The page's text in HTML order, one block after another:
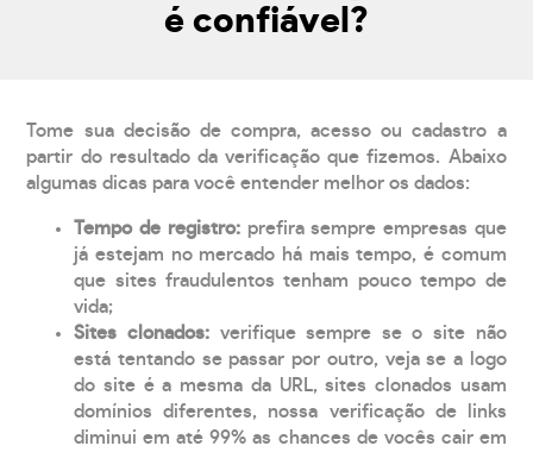
é confiável?
Tome sua decisão de compra, acesso ou cadastro a
partir do resultado da verificação que fizemos. Abaixo
algumas dicas para você entender melhor os dados:
Tempo de registro: prefira sempre empresas que
já estejam no mercado há mais tempo, é comum
que sites fraudulentos tenham pouco tempo de
vida;
Sites clonados: verifique sempre se o site não
está tentando se passar por outro, veja se a logo
do site é a mesma da URL, sites clonados usam
domínios diferentes, nossa verificação de links
diminui em até 99% as chances de vocês cair em